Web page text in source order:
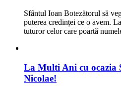
Sfântul Ioan Botezătorul să
puterea credinței ce o avem.
tuturor celor care poartă
La Multi Ani cu ocazia
Nicolae!